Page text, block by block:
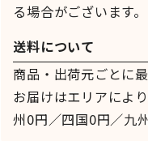
る場合がございます
送料について
商品・出荷元ごとに
お届けはエリアによ
州0円／四国0円／九